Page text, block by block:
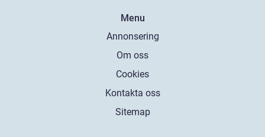
Menu
Annonsering
Om oss
Cookies
Kontakta oss
Sitemap